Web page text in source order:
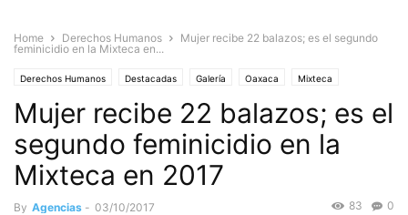
Home Derechos Humanos
Mujer recibe 22 balazos; es el segundo
feminicidio en la Mixteca en...
Derechos Humanos Destacadas Galería Oaxaca Mixteca
Mujeres Noticias
Mujer recibe 22 balazos; es el
segundo feminicidio en la
Mixteca en 2017
By Agencias - 03/10/2017 0
83